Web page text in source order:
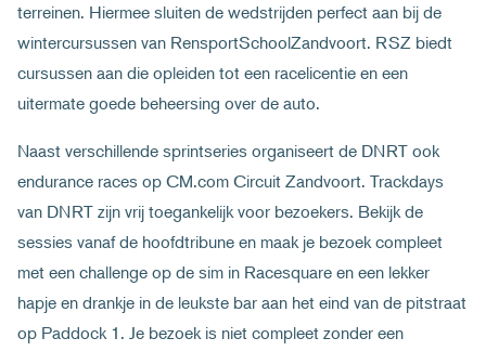
terreinen. Hiermee sluiten de wedstrijden perfect aan bij de
wintercursussen van RensportSchoolZandvoort. RSZ biedt
cursussen aan die opleiden tot een racelicentie en een
uitermate goede beheersing over de auto.
Naast verschillende sprintseries organiseert de DNRT ook
endurance races op CM.com Circuit Zandvoort. Trackdays
van DNRT zijn vrij toegankelijk voor bezoekers. Bekijk de
sessies vanaf de hoofdtribune en maak je bezoek compleet
met een challenge op de sim in Racesquare en een lekker
hapje en drankje in de leukste bar aan het eind van de pitstraat
op Paddock 1. Je bezoek is niet compleet zonder een